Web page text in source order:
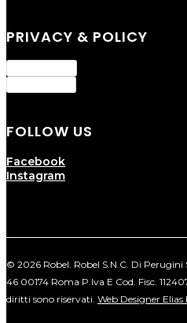
PRIVACY & POLICY
FOLLOW US
Facebook
Instagram
© 2026 Robel. Robel S.N.C. Di Perugini
46 00174 Roma P.Iva E Cod. Fisc.
diritti sono riservati. Web Designer Elias